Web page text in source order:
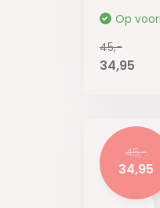
Op
45,-
34,95
45,-
34,95